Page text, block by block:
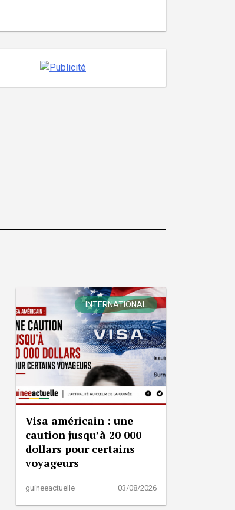
INTERNATIONAL
Visa américain : une
caution jusqu’à 20 000
dollars pour certains
voyageurs
guineeactuelle 03/08/2026